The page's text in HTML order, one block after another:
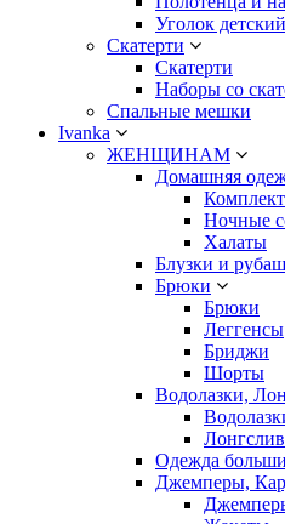
Уголок детский
Скатерти
Скатерти
Наборы со
Спальные мешки
Ivanka
ЖЕНЩИНАМ
Домашняя
Ночные
Халаты
Блузки и
Брюки
Брюки
Леггенсы
Бриджи
Шорты
Водолазки,
Одежда
Джемперы,